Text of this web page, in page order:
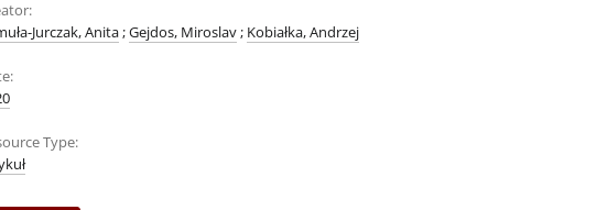
Jurczak, Anita;Gejdos, Miroslav; Kobiałka, Andrzej
Type: